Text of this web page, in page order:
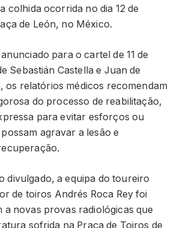
colhida ocorrida no dia 12 de
de León, no México.
para o cartel de 11 de
Sebastián Castella e Juan de
os relatórios médicos recomendam
do processo de reabilitação,
para evitar esforços ou
agravar a lesão e
divulgado, a equipa do toureiro
de toiros Andrés Roca Rey foi
a novas provas radiológicas que
sofrida na Praça de Toiros de